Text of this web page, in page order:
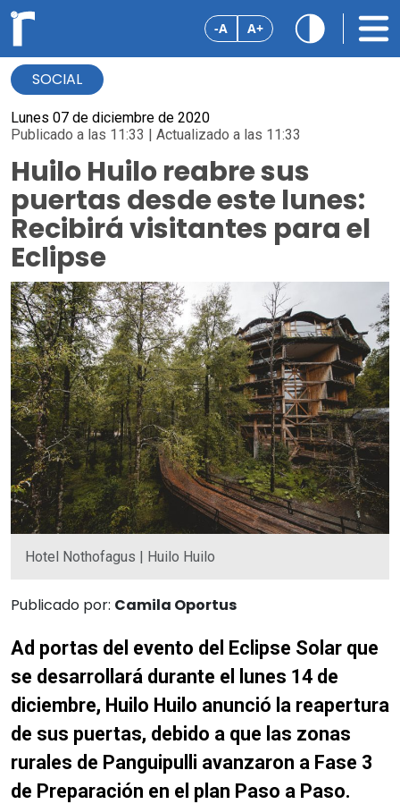
-A A+
SOCIAL
Lunes 07 de diciembre de 2020
Publicado a las 11:33 | Actualizado a las 11:33
Huilo Huilo reabre sus
puertas desde este lunes:
Recibirá visitantes para el
Eclipse
Hotel Nothofagus | Huilo Huilo
Publicado por: Camila Oportus
Ad portas del evento del Eclipse Solar que
se desarrollará durante el lunes 14 de
diciembre, Huilo Huilo anunció la reapertura
de sus puertas, debido a que las zonas
rurales de Panguipulli avanzaron a Fase 3
de Preparación en el plan Paso a Paso.